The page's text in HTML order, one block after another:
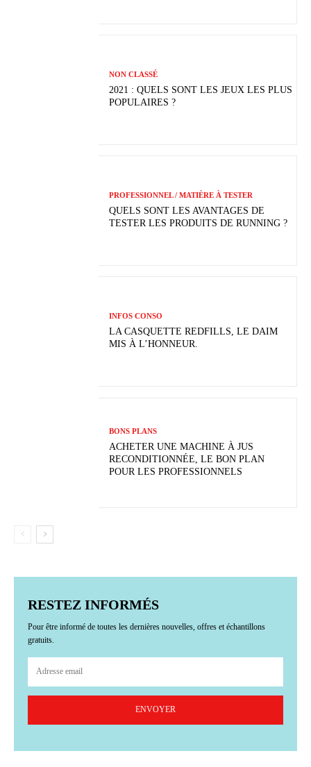
NON CLASSÉ
2021 : QUELS SONT LES JEUX LES PLUS
POPULAIRES ?
PROFESSIONNEL / MATIÈRE À TESTER
QUELS SONT LES AVANTAGES DE
TESTER LES PRODUITS DE RUNNING ?
INFOS CONSO
LA CASQUETTE REDFILLS, LE DAIM
MIS À L’HONNEUR.
BONS PLANS
ACHETER UNE MACHINE À JUS
RECONDITIONNÉE, LE BON PLAN
POUR LES PROFESSIONNELS
RESTEZ INFORMÉS
Pour être informé de toutes les dernières nouvelles, offres et échantillons
gratuits.
ENVOYER